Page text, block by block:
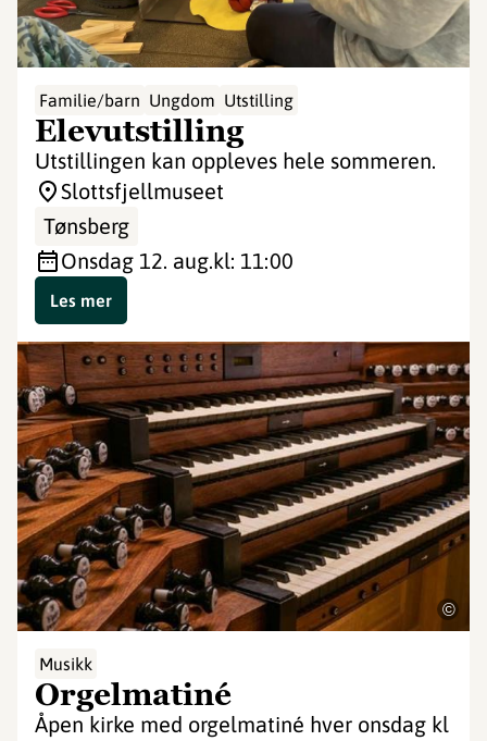
Familie/barn Ungdom Utstilling
Elevutstilling
Utstillingen kan oppleves hele sommeren.
Slottsfjellmuseet
Tønsberg
onsdag 12. aug.kl: 11:00
Les mer
©
Musikk
Orgelmatiné
Åpen kirke med orgelmatiné hver onsdag kl